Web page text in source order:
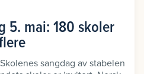
5. mai: 180 skoler
sangdag av stabelen